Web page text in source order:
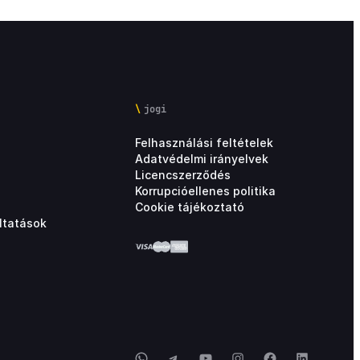
jogi
Felhasználási feltételek
Adatvédelmi irányelvek
Licencszerződés
Korrupcióellenes politika
Cookie tájékoztató